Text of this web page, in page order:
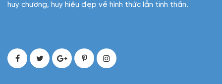
huy chương, huy hiệu đẹp về hình thức lẫn tinh thần.